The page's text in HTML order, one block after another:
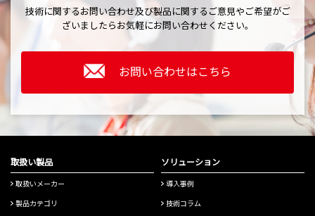
技術に関するお問い合わせ及び製品に関するご意見やご希望がご
ざいましたら お気軽にお問い合わせください。
お問い合わせはこちら
取扱い製品
取扱いメーカー
製品カテゴリ
ソリューション
導入事例
技術コラム